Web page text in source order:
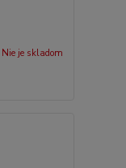
Nie je skladom